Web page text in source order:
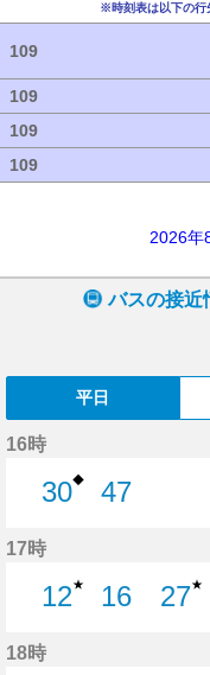
※時刻表は以下の行
109
109
109
109
2026年
バスの接近
平日
16時
30◆
47
17時
12★
16
27★
18時